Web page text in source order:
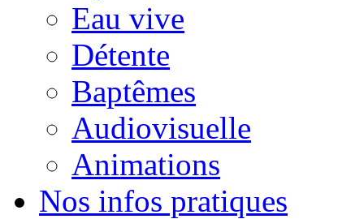
Eau vive
Détente
Baptêmes
Audiovisuelle
Animations
Nos infos pratiques